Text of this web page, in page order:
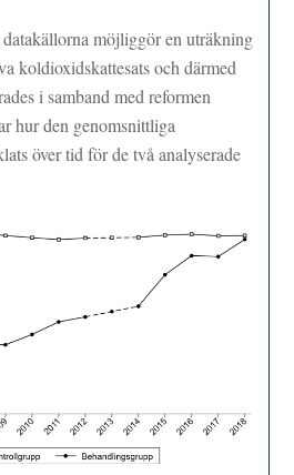
möjliggör en uträkning
koldioxidskattesats och därmed
i samband med reformen
hur den genomsnittliga
över tid för de två analyserade